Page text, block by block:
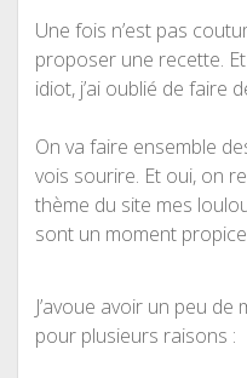
Une fois n’est pas
proposer une recette.
idiot, j’ai oublié de faire
On va faire ensemble
vois sourire. Et oui, on
thème du site mes
sont un moment
J’avoue avoir un peu de
pour plusieurs raisons :